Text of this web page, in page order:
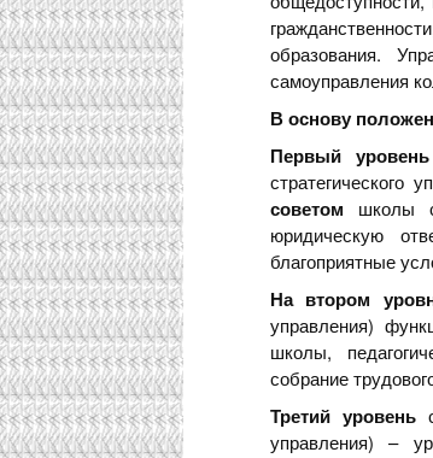
образования.
самоуправления
В основу
Первый уровень
стратегического
советом
школы
юридическую
благоприятные
На втором
управления)
школы,
собрание
Третий уровень
управления) –